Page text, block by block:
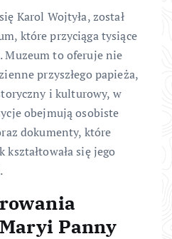
Karol Wojtyła, został
które przyciąga tysiące
Muzeum to oferuje nie
przyszłego papieża,
i kulturowy, w
obejmują osobiste
dokumenty, które
się jego
Panny